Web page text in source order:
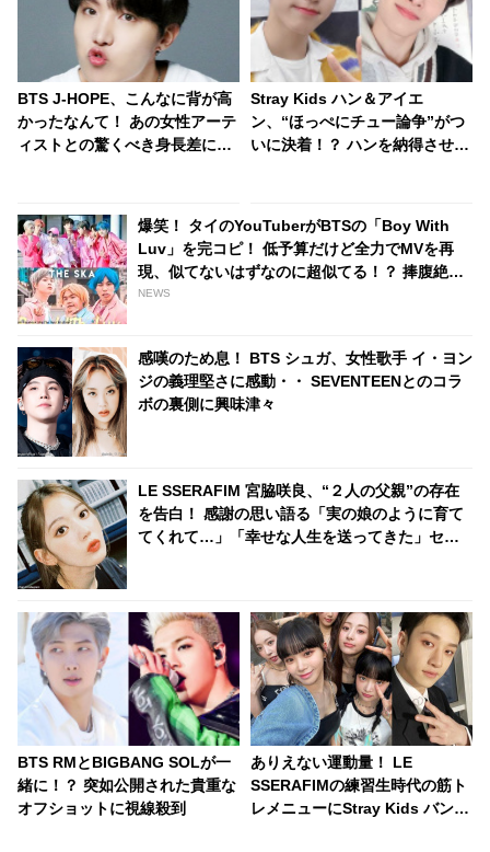
BTS J-HOPE、こんなに背が高
かったなんて！ あの女性アーテ
ィストとの驚くべき身長差にび
Stray Kids ハン＆アイエ
ン、“ほっぺにチュー論争”がつ
いに決着！？ ハンを納得させた
爆笑！ タイのYouTuberがBTSの「Boy With
Luv」を完コピ！ 低予算だけど全力でMVを再
現、似てないはずなのに超似てる！？ 捧腹絶倒
の仕上がりに[動画あり]
NEWS
感嘆のため息！ BTS シュガ、女性歌手 イ・ヨン
ジの義理堅さに感動・・ SEVENTEENとのコラ
ボの裏側に興味津々
LE SSERAFIM 宮脇咲良、“２人の父親”の存在
を告白！ 感謝の思い語る「実の娘のように育て
てくれて…」「幸せな人生を送ってきた」セン
BTS RMとBIGBANG SOLが一
緒に！？ 突如公開された貴重な
オフショットに視線殺到
ありえない運動量！ LE
SSERAFIMの練習生時代の筋ト
レメニューにStray Kids バンチ